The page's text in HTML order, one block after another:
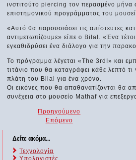
ινστιτούτο piercing τον περασμένο μήνα
επιστημονικού προγράμματος του
«Αυτό θα παρουσιάσει τις απίστευτες
αντιμετωπίζουμε» είπε ο Bilal. «Ένα
εγκαθιδρύσει ένα διάλογο για την
Το πρόγραμμα λέγεται «The 3rdI» και
τιτάνιο που θα καταγράφει κάθε λεπτό τι
πλάτη του Bilal για ένα χρόνο.
Οι εικόνες που θα απαθανατίζονται θα
συνέχεια στο μουσείο Mathaf για
Προηγούμενο
Επόμενο
Δείτε ακόμα...
Τεχνολογία
Υπολογιστές